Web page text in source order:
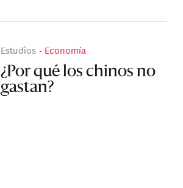
Estudios Economía
¿Por qué los chinos no
gastan?